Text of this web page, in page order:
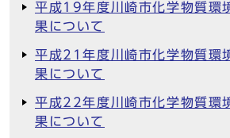
平成19年度川崎市化学物質環
果について
平成21年度川崎市化学物質環
果について
平成22年度川崎市化学物質環
果について